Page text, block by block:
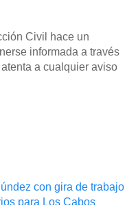
Civil hace un
informada a través
a cualquier aviso
con gira de trabajo
para Los Cabos